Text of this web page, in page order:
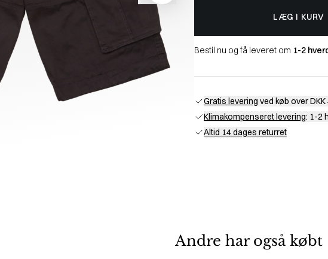
LÆG I KURV
Bestil nu og få leveret om 1-2
Gratis levering ved køb over DKK
Klimakompenseret levering: 1-2
Altid 14 dages returret
Andre har også købt